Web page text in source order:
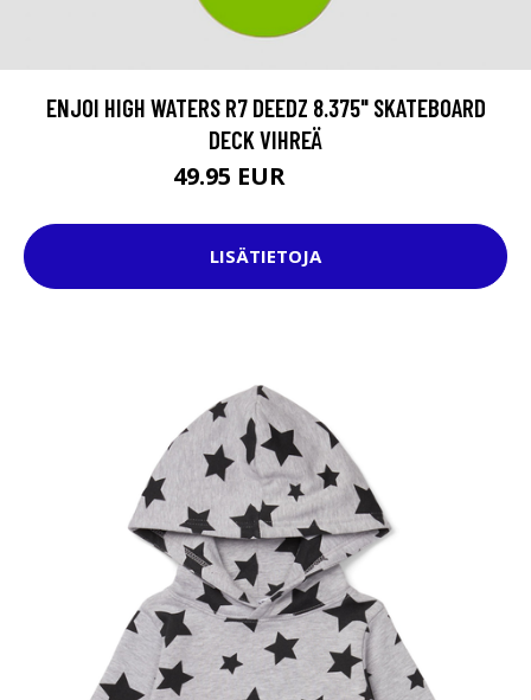
ENJOI HIGH WATERS R7 DEEDZ 8.375" SKATEBOARD
DECK VIHREÄ
49.95 EUR
LISÄTIETOJA